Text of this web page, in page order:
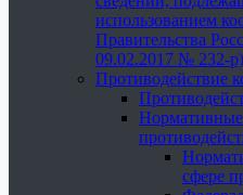
использованием
Правительства
09.02.2017 № 232-р)
Противодействие
сфере